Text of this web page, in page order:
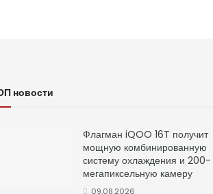
новости
Флагман iQOO 16T получит
мощную комбинированную
систему охлаждения и 200-
мегапиксельную камеру
09.08.2026